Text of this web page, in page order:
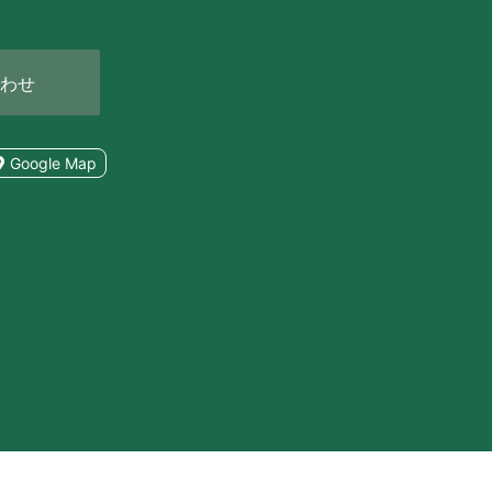
せ
Google Map